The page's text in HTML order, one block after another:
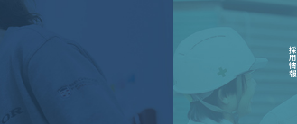
採用情報